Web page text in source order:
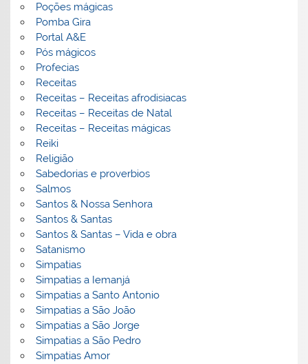
Poções mágicas
Pomba Gira
Portal A&E
Pós mágicos
Profecias
Receitas
Receitas – Receitas afrodisiacas
Receitas – Receitas de Natal
Receitas – Receitas mágicas
Reiki
Religião
Sabedorias e proverbios
Salmos
Santos & Nossa Senhora
Santos & Santas
Santos & Santas – Vida e obra
Satanismo
Simpatias
Simpatias a Iemanjá
Simpatias a Santo Antonio
Simpatias a São João
Simpatias a São Jorge
Simpatias a São Pedro
Simpatias Amor